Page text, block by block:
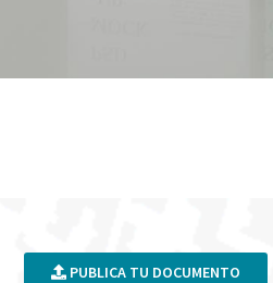
PUBLICA TU DOCUMENTO